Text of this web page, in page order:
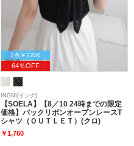
2点￥2200
64％OFF
INGNI(イング)
【SOELA】【8／10 24時までの限定
価格】バックリボンオープンレースT
シャツ（ＯＵＴＬＥＴ）(クロ)
￥1,760